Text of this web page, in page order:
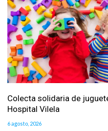
Colecta solidaria de
Hospital Vilela
6 agosto, 2026